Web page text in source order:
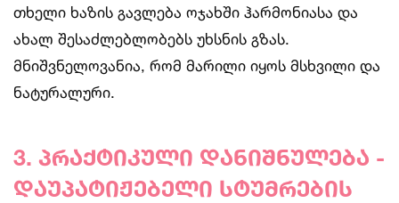
თხელი ხაზის გავლება ოჯახში ჰარმონიასა და
ახალ შესაძლებლობებს უხსნის გზას.
მნიშვნელოვანია, რომ მარილი იყოს მსხვილი და
ნატურალური.
3. პრაქტიკული დანიშნულება -
დაუპატიჟებელი სტუმრების